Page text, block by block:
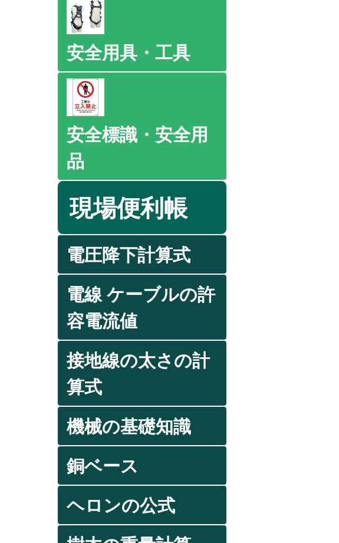
安全用具・工具
安全標識・安全用
品
現場便利帳
電圧降下計算式
電線 ケーブルの許
容電流値
接地線の太さの計
算式
機械の基礎知識
銅ベース
ヘロンの公式